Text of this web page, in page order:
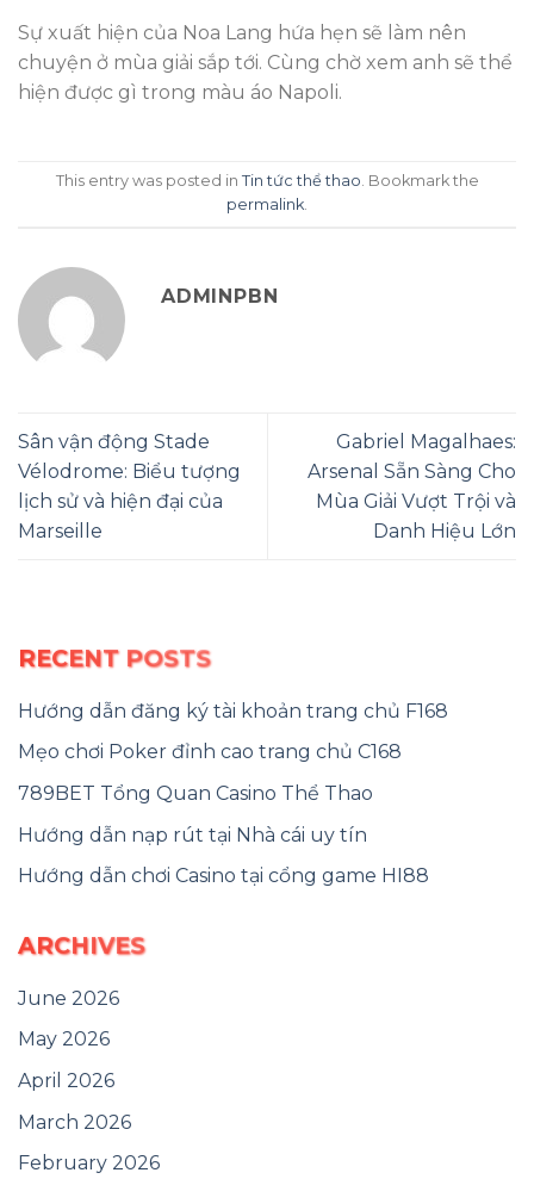
Sự xuất hiện của Noa Lang hứa hẹn sẽ làm nên
chuyện ở mùa giải sắp tới. Cùng chờ xem anh sẽ thể
hiện được gì trong màu áo Napoli.
This entry was posted in Tin tức thể thao. Bookmark the
permalink.
ADMINPBN
Sân vận động Stade
Vélodrome: Biểu tượng
lịch sử và hiện đại của
Marseille
Gabriel Magalhaes:
Arsenal Sẵn Sàng Cho
Mùa Giải Vượt Trội và
Danh Hiệu Lớn
RECENT POSTS
Hướng dẫn đăng ký tài khoản trang chủ F168
Mẹo chơi Poker đỉnh cao trang chủ C168
789BET Tổng Quan Casino Thể Thao
Hướng dẫn nạp rút tại Nhà cái uy tín
Hướng dẫn chơi Casino tại cổng game HI88
ARCHIVES
June 2026
May 2026
April 2026
March 2026
February 2026